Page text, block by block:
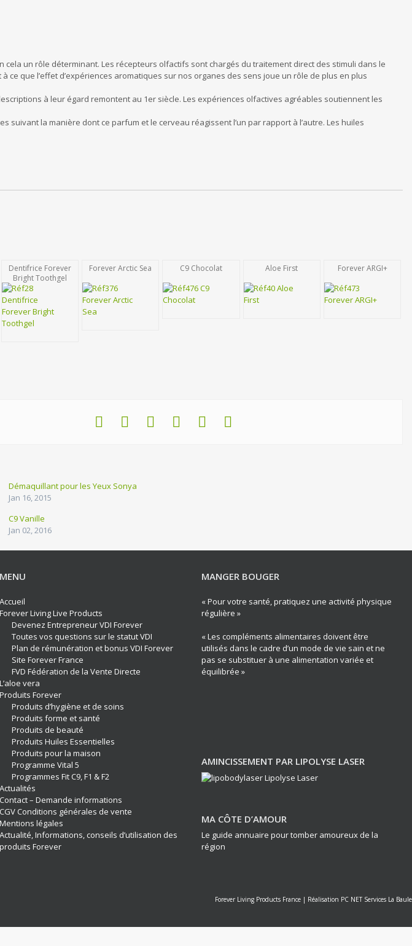
un rôle déterminant. Les récepteurs olfactifs sont chargés du traitement direct des stimuli dans le
que l’effet d’expériences aromatiques sur nos organes des sens joue un rôle de plus en plus
à leur égard remontent au 1er siècle. Les expériences olfactives agréables soutiennent les
la manière dont ce parfum et le cerveau réagissent l’un par rapport à l’autre. Les huiles
Dentifrice Forever
Bright Toothgel
Forever Arctic Sea C9 Chocolat Aloe First Forever ARGI+
Démaquillant pour les Yeux Sonya
Jan 16, 2015
C9 Vanille
Jan 02, 2016
MENU
Accueil
Forever Living Live Products
Devenez Entrepreneur VDI Forever
Toutes vos questions sur le statut VDI
Plan de rémunération et bonus VDI Forever
Site Forever France
FVD Fédération de la Vente Directe
L’aloe vera
Produits Forever
Produits d’hygiène et de soins
Produits forme et santé
Produits de beauté
Produits Huiles Essentielles
Produits pour la maison
Programme Vital 5
Programmes Fit C9, F1 & F2
Actualités
Contact – Demande informations
CGV Conditions générales de vente
Mentions légales
Actualité, Informations, conseils d’utilisation des
produits Forever
MANGER BOUGER
« Pour votre santé, pratiquez une activité physique
régulière »
« Les compléments alimentaires doivent être
utilisés dans le cadre d’un mode de vie sain et ne
pas se substituer à une alimentation variée et
équilibrée »
AMINCISSEMENT PAR LIPOLYSE LASER
MA CÔTE D’AMOUR
Le guide annuaire pour tomber amoureux de la
région
Forever Living Products France | Réalisation PC NET Services La Baule